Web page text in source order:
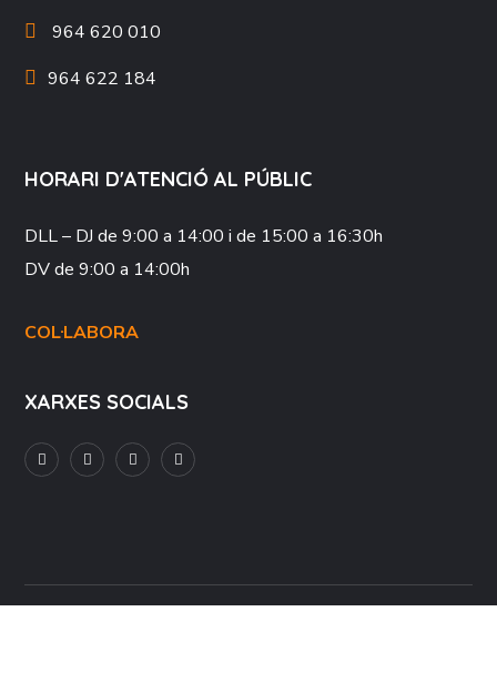
964 620 010
964 622 184
HORARI D'ATENCIÓ AL PÚBLIC
DLL – DJde 9:00 a 14:00 i de 15:00 a 16:30h
DVde 9:00 a 14:00h
COL·LABORA
XARXES SOCIALS